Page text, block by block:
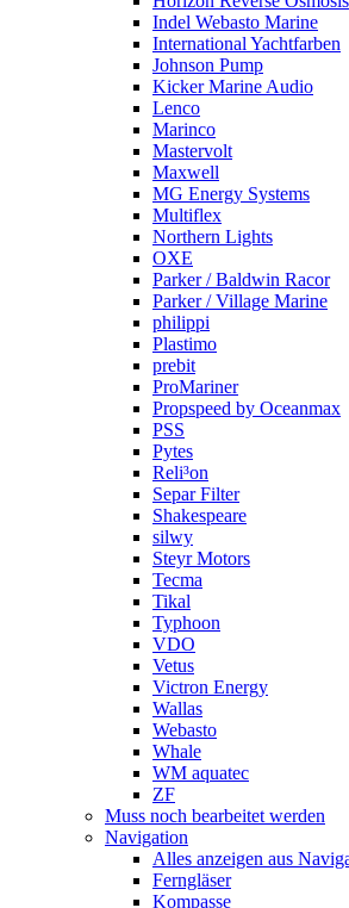
Indel Webasto Marine
International Yachtfarben
Johnson Pump
Kicker Marine Audio
Lenco
Marinco
Mastervolt
Maxwell
MG Energy Systems
Multiflex
Northern Lights
OXE
Parker / Baldwin Racor
Parker / Village Marine
philippi
Plastimo
prebit
ProMariner
Propspeed by Oceanmax
PSS
Pytes
Reli³on
Separ Filter
Shakespeare
silwy
Steyr Motors
Tecma
Tikal
Typhoon
VDO
Vetus
Victron Energy
Wallas
Webasto
Whale
WM aquatec
ZF
Muss noch bearbeitet werden
Navigation
Alles anzeigen aus
Ferngläser
Kompasse